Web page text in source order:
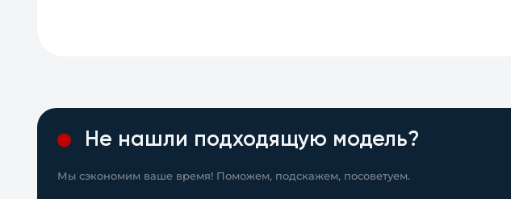
Не нашли подходящую модель?
Мы сэкономим ваше время! Поможем, подскажем, посоветуем.